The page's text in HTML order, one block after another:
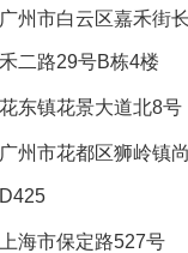
广州市白云区嘉禾街
禾二路29号B栋4楼
花东镇花景大道北8号
广州市花都区狮岭镇
D425
上海市保定路527号